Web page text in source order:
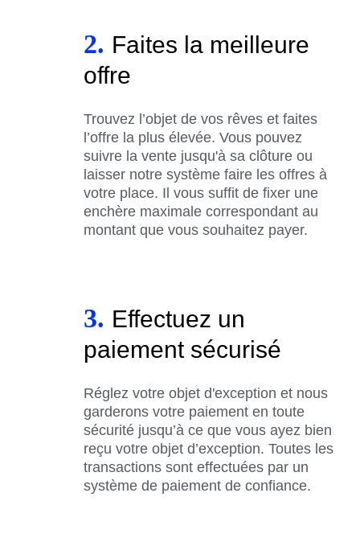
2. Faites la meilleure
offre
Trouvez l’objet de vos rêves et faites
l’offre la plus élevée. Vous pouvez
suivre la vente jusqu'à sa clôture ou
laisser notre système faire les offres à
votre place. Il vous suffit de fixer une
enchère maximale correspondant au
montant que vous souhaitez payer.
3. Effectuez un
paiement sécurisé
Réglez votre objet d'exception et nous
garderons votre paiement en toute
sécurité jusqu’à ce que vous ayez bien
reçu votre objet d’exception. Toutes les
transactions sont effectuées par un
système de paiement de confiance.